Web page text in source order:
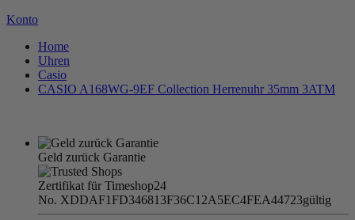
Konto
Home
Uhren
Casio
CASIO A168WG-9EF Collection Herrenuhr 35mm 3ATM
Geld zurück Garantie
Zertifikat für Timeshop24
No. XDDAF1FD346813F36C12A5EC4FEA44723gültig